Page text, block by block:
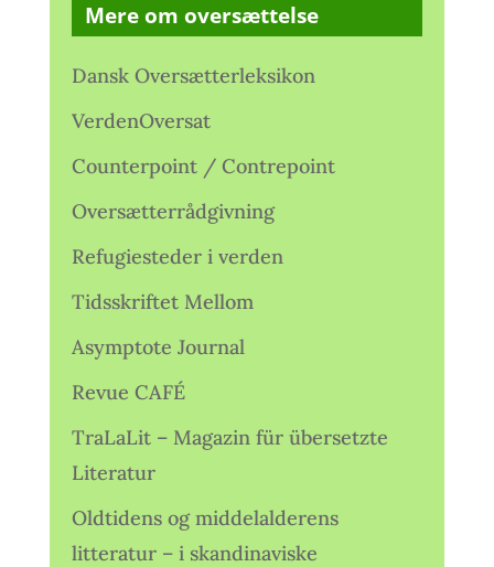
Mere om oversættelse
Dansk Oversætterleksikon
VerdenOversat
Counterpoint / Contrepoint
Oversætterrådgivning
Refugiesteder i verden
Tidsskriftet Mellom
Asymptote Journal
Revue CAFÉ
TraLaLit – Magazin für übersetzte
Literatur
Oldtidens og middelalderens
litteratur – i skandinaviske